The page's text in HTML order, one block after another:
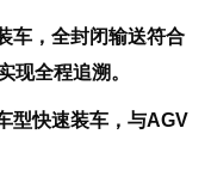
车，全封闭输送符合
现全程追溯。
型快速装车，与AGV